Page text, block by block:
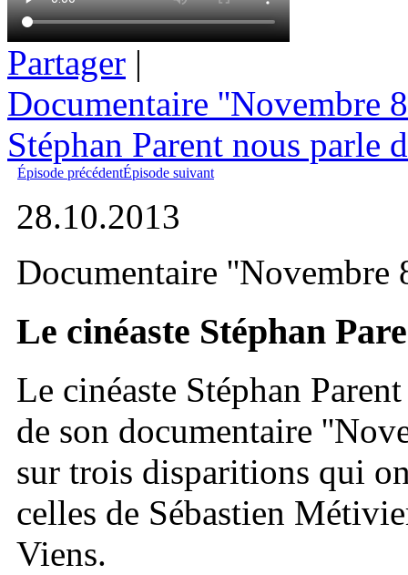
Partager |
Documentaire ''Novembre
Stéphan Parent nous parle
Épisode précédentÉpisode suivant
28.10.2013
Documentaire ''Novembre
Le cinéaste Stéphan
Le cinéaste Stéphan
de son documentaire
sur trois disparitions qui
celles de Sébastien
Viens.